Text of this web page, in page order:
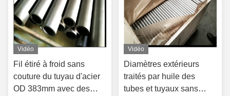
Vidéo
Fil étiré à froid sans
couture du tuyau d'acier
OD 383mm avec des
Vidéo
Diamètres extérieurs
traités par huile des
tubes et tuyaux sans